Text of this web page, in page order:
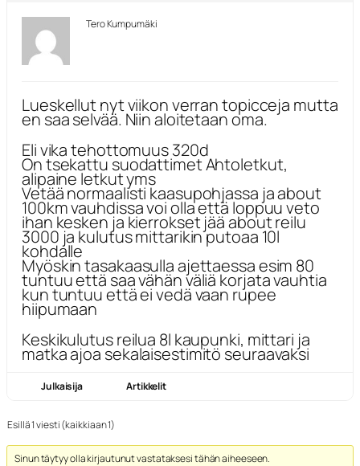
Tero Kumpumäki
Lueskellut nyt viikon verran topicceja mutta
en saa selvää. Niin aloitetaan oma.
Eli vika tehottomuus 320d
On tsekattu suodattimet Ahtoletkut,
alipaine letkut yms
Vetää normaalisti kaasupohjassa ja about
100km vauhdissa voi olla että loppuu veto
ihan kesken ja kierrokset jää about reilu
3000 ja kulutus mittarikin putoaa 10l
kohdalle
Myöskin tasakaasulla ajettaessa esim 80
tuntuu että saa vähän väliä korjata vauhtia
kun tuntuu että ei vedä vaan rupee
hiipumaan
Keskikulutus reilua 8l kaupunki, mittari ja
matka ajoa sekalaisestimitö seuraavaksi
Julkaisija Artikkelit
Esillä 1 viesti (kaikkiaan 1)
Sinun täytyy olla kirjautunut vastataksesi tähän aiheeseen.